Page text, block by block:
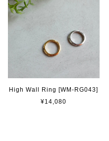
High Wall Ring [WM-RG043]
¥14,080